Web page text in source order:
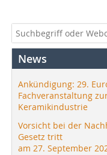
News
Ankündigung: 29.
Fachveranstaltung
Keramikindustrie
Vorsicht bei der
Gesetz tritt
am 27. September